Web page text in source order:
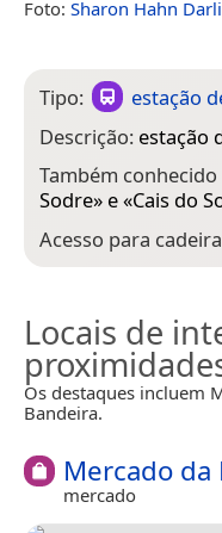
Foto: Sharon Hahn
Tipo:
estação
Descrição: estação
Também
Sodre» e «Cais do
Acesso para
Locais de
Os destaques incluem
Bandeira.
Mercado da
mercado